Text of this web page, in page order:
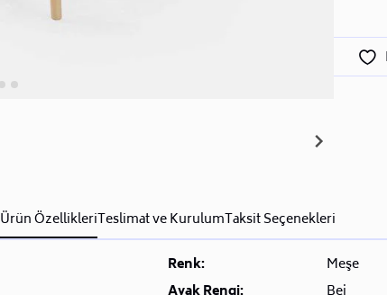
Ürün ÖzellikleriTeslimat ve KurulumTaksit Seçenekleri
Renk:
Meşe